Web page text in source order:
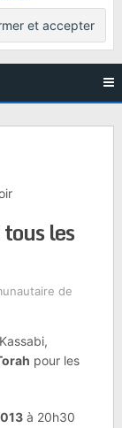
les
de
pour les
à 20h30